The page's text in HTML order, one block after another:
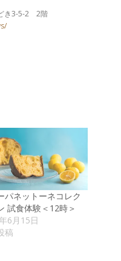
き3-5-2 2階
パネットーネコレク
試食体験＜12時＞
6月15日
稿